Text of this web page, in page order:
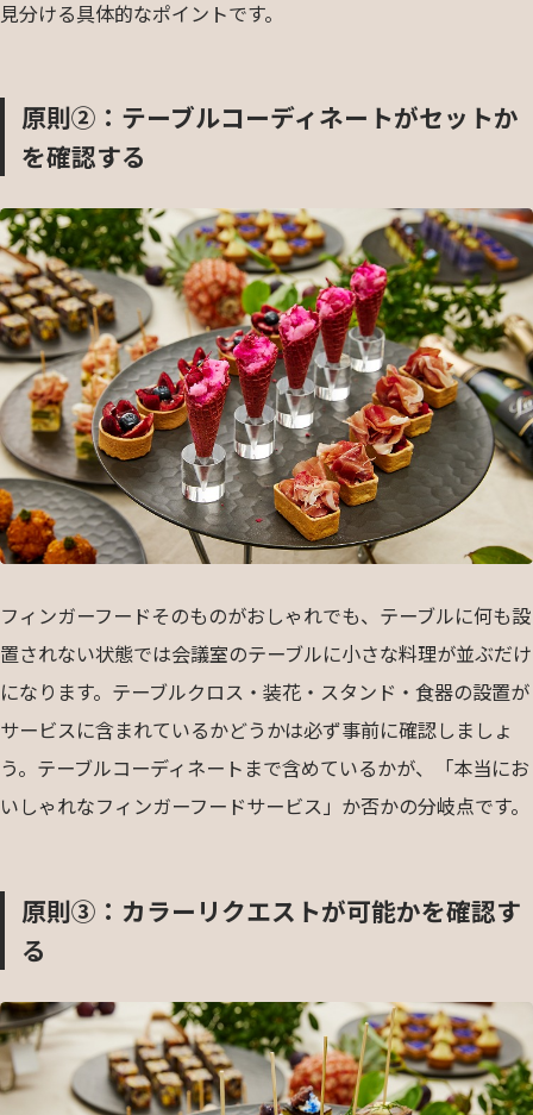
見分ける具体的なポイントです。
原則②：テーブルコーディネートがセットか
を確認する
フィンガーフードそのものがおしゃれでも、テーブルに何も設
置されない状態では会議室のテーブルに小さな料理が並ぶだけ
になります。テーブルクロス・装花・スタンド・食器の設置が
サービスに含まれているかどうかは必ず事前に確認しましょ
う。テーブルコーディネートまで含めているかが、「本当にお
いしゃれなフィンガーフードサービス」か否かの分岐点です。
原則③：カラーリクエストが可能かを確認す
る